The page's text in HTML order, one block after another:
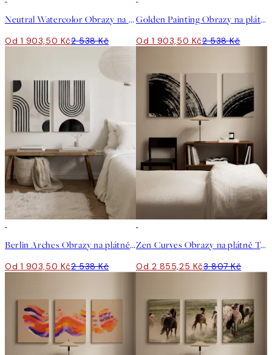
Neutral Watercolor Obrazy na plátně Duo
Od 1 903,50 Kč2 538 Kč
Golden Painting Obrazy na plátně Duo
Od 1 903,50 Kč2 538 Kč
Berlin Arches Obrazy na plátně Duo
Od 1 903,50 Kč2 538 Kč
Zen Curves Obrazy na plátně Trio
Od 2 855,25 Kč3 807 Kč